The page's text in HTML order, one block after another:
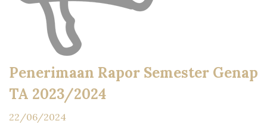
Penerimaan Rapor Semester Genap
TA 2023/2024
22/06/2024